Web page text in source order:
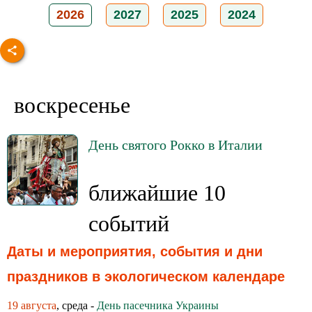
2026 2027 2025 2024
воскресенье
День святого Рокко в Италии
ближайшие 10
событий
Даты и мероприятия, события и дни
праздников в экологическом календаре
19 августа, среда - День пасечника Украины